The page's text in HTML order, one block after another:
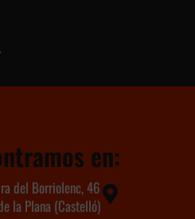
en:
del Borriolenc, 46
la Plana (Castelló)